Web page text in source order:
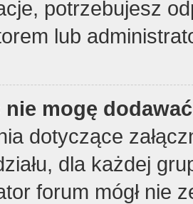
potrzebujesz
lub
nie mogę
dotyczące
dla każdej
forum mógł nie